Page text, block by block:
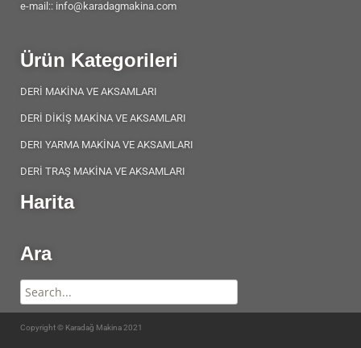
e-mail:: info@karadagmakina.com
Ürün Kategorileri
DERİ MAKİNA VE AKSAMLARI
DERİ DİKİŞ MAKİNA VE AKSAMLARI
DERI YARMA MAKİNA VE AKSAMLARI
DERİ TRAŞ MAKİNA VE AKSAMLARI
Harita
Ara
Copyright © Karadağ Makina 2021